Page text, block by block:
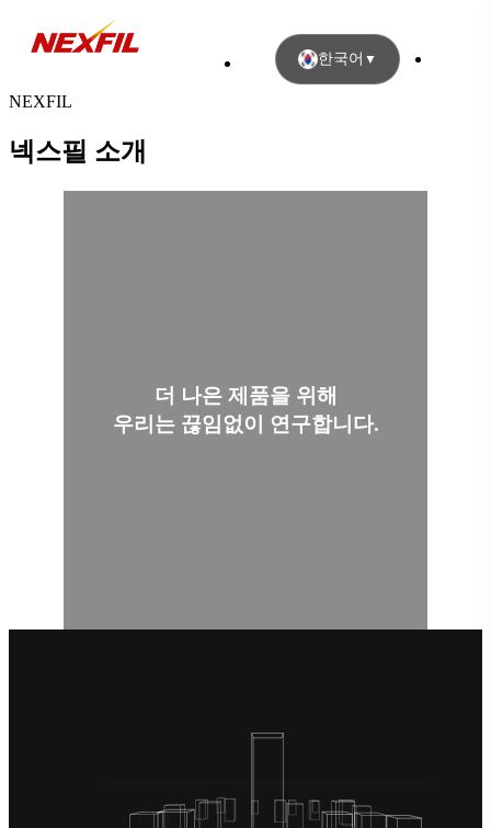
한국어 ▼
NEXFIL
넥스필 소개
더 나은 제품을 위해
우리는 끊임없이 연구합니다.